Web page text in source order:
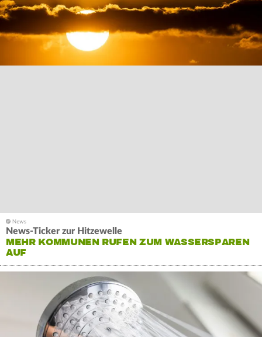
News-Ticker zur Hitzewelle
MEHR KOMMUNEN RUFEN ZUM WASSERSPAREN
AUF